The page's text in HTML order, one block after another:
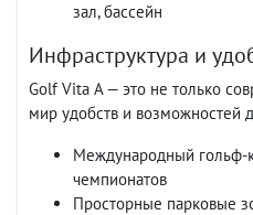
зал, бассейн
Инфраструктура и
Golf Vita A — это не только
мир удобств и возможностей
Международный гольф-
чемпионатов
Просторные парковые